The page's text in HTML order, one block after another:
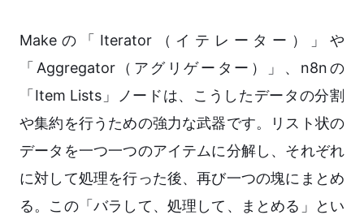
Makeの「Iterator（イテレーター）」や
「Aggregator（アグリゲーター）」、n8nの
「Item Lists」ノードは、こうしたデータの分割
や集約を行うための強力な武器です。リスト状の
データを一つ一つのアイテムに分解し、それぞれ
に対して処理を行った後、再び一つの塊にまとめ
る。この「バラして、処理して、まとめる」とい